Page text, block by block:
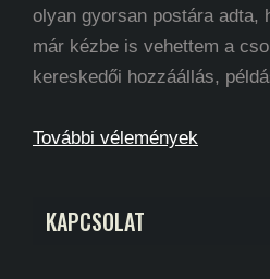
olyan gyorsan postára adta,
már kézbe is vehettem a
kereskedői hozzáállás,
További vélemények
KAPCSOLAT